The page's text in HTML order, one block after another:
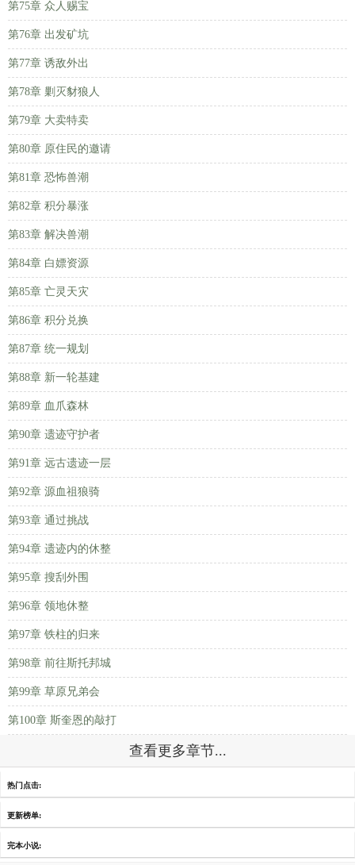
第75章 众人赐宝
第76章 出发矿坑
第77章 诱敌外出
第78章 剿灭豺狼人
第79章 大卖特卖
第80章 原住民的邀请
第81章 恐怖兽潮
第82章 积分暴涨
第83章 解决兽潮
第84章 白嫖资源
第85章 亡灵天灾
第86章 积分兑换
第87章 统一规划
第88章 新一轮基建
第89章 血爪森林
第90章 遗迹守护者
第91章 远古遗迹一层
第92章 源血祖狼骑
第93章 通过挑战
第94章 遗迹内的休整
第95章 搜刮外围
第96章 领地休整
第97章 铁柱的归来
第98章 前往斯托邦城
第99章 草原兄弟会
第100章 斯奎恩的敲打
查看更多章节...
热门点击:
更新榜单:
完本小说: